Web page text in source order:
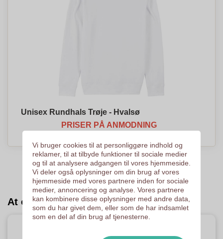
Unisex Rundhals Trøje - Hvalsø
PRISER PÅ ANMODNING
At opdage :
Vi bruger cookies til at personliggøre indhold og
reklamer, til at tilbyde funktioner til sociale medier
og til at analysere adgangen til vores hjemmeside.
Vi deler også oplysninger om din brug af vores
hjemmeside med vores partnere inden for sociale
medier, annoncering og analyse. Vores partnere
kan kombinere disse oplysninger med andre data,
som du har givet dem, eller som de har indsamlet
som en del af din brug af tjenesterne.